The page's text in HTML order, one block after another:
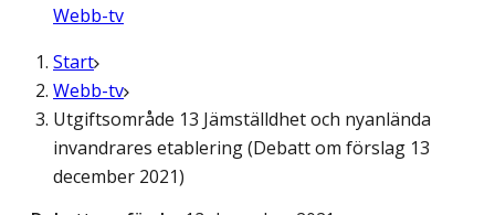
Webb-tv
Start
Webb-tv
Utgiftsområde 13 Jämställdhet och nyanlända
invandrares etablering (Debatt om förslag 13
december 2021)